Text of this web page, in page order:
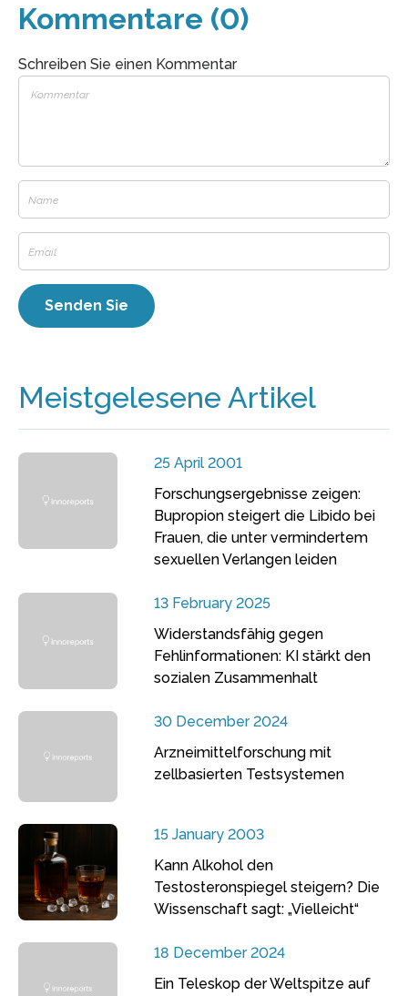
Kommentare (0)
Schreiben Sie einen Kommentar
Meistgelesene Artikel
25 April 2001
Forschungsergebnisse zeigen:
Bupropion steigert die Libido bei
Frauen, die unter vermindertem
sexuellen Verlangen leiden
13 February 2025
Widerstandsfähig gegen
Fehlinformationen: KI stärkt den
sozialen Zusammenhalt
30 December 2024
Arzneimittelforschung mit
zellbasierten Testsystemen
15 January 2003
Kann Alkohol den
Testosteronspiegel steigern? Die
Wissenschaft sagt: „Vielleicht“
18 December 2024
Ein Teleskop der Weltspitze auf